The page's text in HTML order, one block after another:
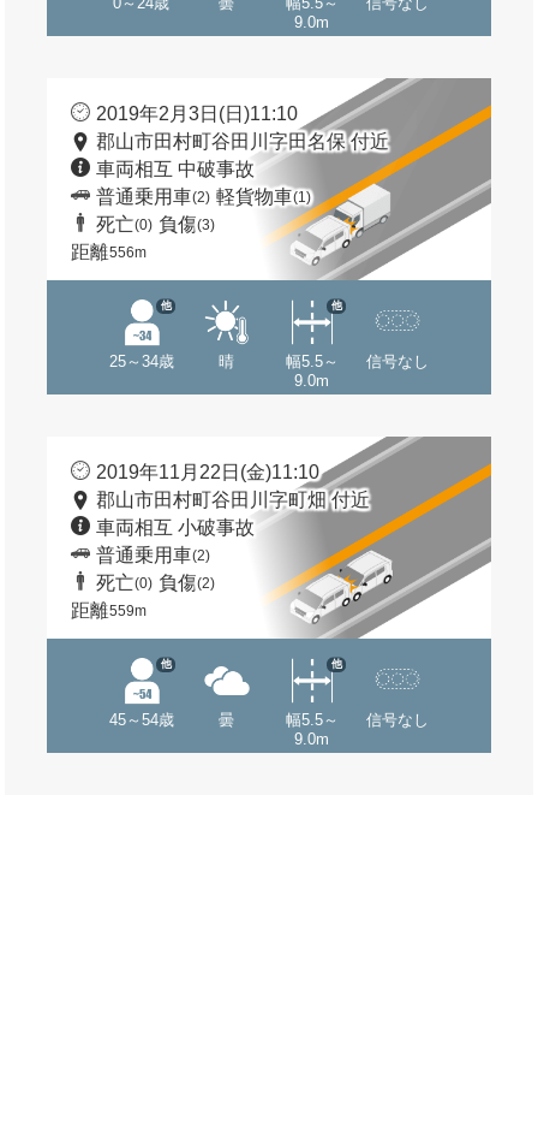
9.0m
2019年2月3日(日)11:10
郡山市田村町谷田川字田名保 付近
車両相互 中破事故
普通乗用車(2) 軽貨物車(1)
死亡(0) 負傷(3)
距離556m
25～34歳
他
晴
幅5.5～
9.0m
他
信号なし
2019年11月22日(金)11:10
郡山市田村町谷田川字町畑 付近
車両相互 小破事故
普通乗用車(2)
死亡(0) 負傷(2)
距離559m
45～54歳
他
曇
幅5.5～
9.0m
他
信号なし